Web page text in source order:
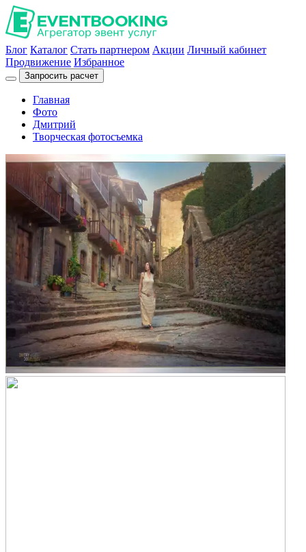
Блог Каталог Стать партнером Акции Личный кабинет
Продвижение Избранное
Запросить расчет
Главная
Фото
Дмитрий
Творческая фотосъемка